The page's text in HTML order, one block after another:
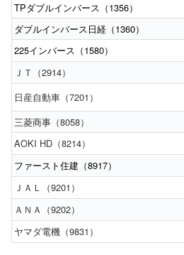
TPダブルインバース（1356）
ダブルインバース日経（1360）
225インバース（1580）
ＪＴ（2914）
日産自動車（7201）
三菱商事（8058）
AOKI HD（8214）
ファースト住建（8917）
ＪＡＬ（9201）
ＡＮＡ（9202）
ヤマダ電機（9831）